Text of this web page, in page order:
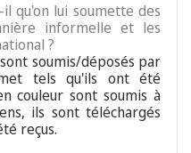
qu'on lui soumette des
informelle et les
?
soumis/déposés par
tels qu'ils ont été
couleur sont soumis à
ils sont téléchargés
reçus.